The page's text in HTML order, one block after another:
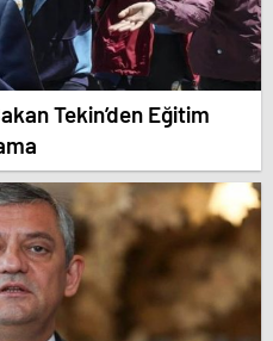
Tekin’den Eğitim